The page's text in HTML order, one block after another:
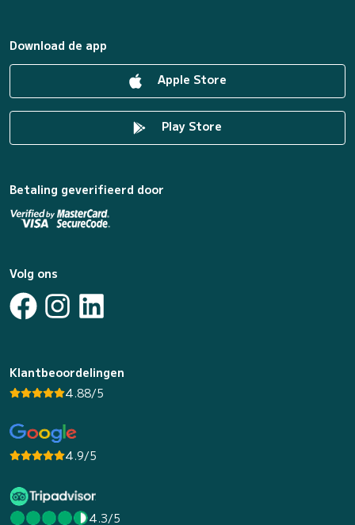
Download de app
Apple Store
Play Store
Betaling geverifieerd door
Volg ons
Klantbeoordelingen
4.88/5
4.9/5
4.3/5